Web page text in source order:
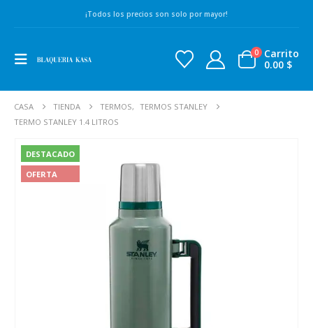
¡Todos los precios son solo por mayor!
0
Carrito
0.00 $
CASA TIENDA TERMOS, TERMOS STANLEY
TERMO STANLEY 1.4 LITROS
DESTACADO
OFERTA